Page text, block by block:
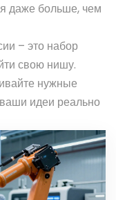
даже больше, чем
– это набор
свою нишу.
нужные
ваши идеи реально